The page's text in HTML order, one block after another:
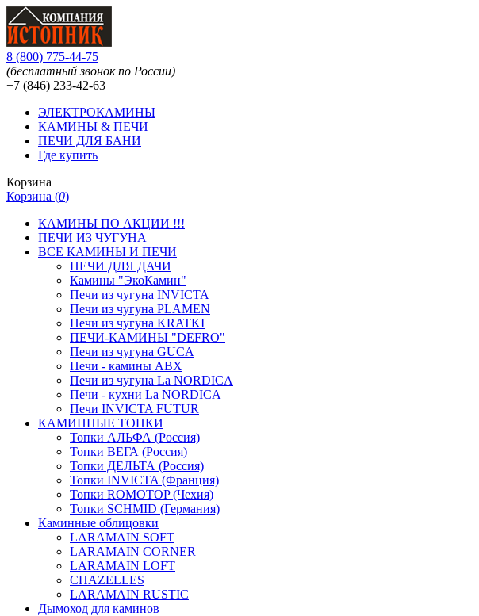
8 (800) 775-44-75
(бесплатный звонок по России)
+7 (846) 233-42-63
ЭЛЕКТРОКАМИНЫ
КАМИНЫ & ПЕЧИ
ПЕЧИ ДЛЯ БАНИ
Где купить
Корзина
Корзина (0)
КАМИНЫ ПО АКЦИИ !!!
ПЕЧИ ИЗ ЧУГУНА
ВСЕ КАМИНЫ И ПЕЧИ
ПЕЧИ ДЛЯ ДАЧИ
Камины "ЭкоКамин"
Печи из чугуна INVICTA
Печи из чугуна PLAMEN
Печи из чугуна KRATKI
ПЕЧИ-КАМИНЫ "DEFRO"
Печи из чугуна GUCA
Печи - камины ABX
Печи из чугуна La NORDICA
Печи - кухни La NORDICA
Печи INVICTA FUTUR
КАМИННЫЕ ТОПКИ
Топки АЛЬФА (Россия)
Топки ВЕГА (Россия)
Топки ДЕЛЬТА (Россия)
Топки INVICTA (Франция)
Топки ROMOTOP (Чехия)
Топки SCHMID (Германия)
Каминные облицовки
LARAMAIN SOFT
LARAMAIN CORNER
LARAMAIN LOFT
CHAZELLES
LARAMAIN RUSTIC
Дымоход для каминов